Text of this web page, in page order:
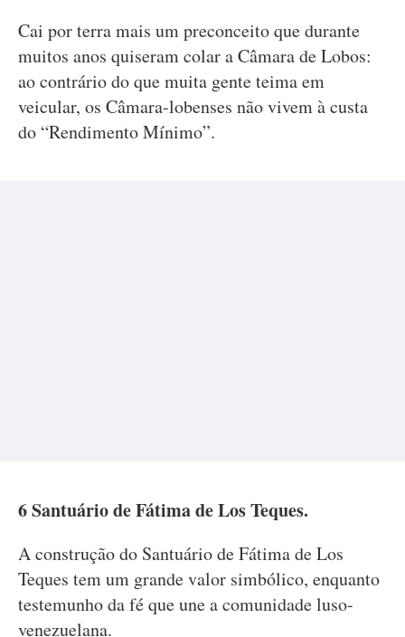
Cai por terra mais um preconceito que durante
muitos anos quiseram colar a Câmara de Lobos:
ao contrário do que muita gente teima em
veicular, os Câmara-lobenses não vivem à custa
do “Rendimento Mínimo”.
6 Santuário de Fátima de Los Teques.
A construção do Santuário de Fátima de Los
Teques tem um grande valor simbólico, enquanto
testemunho da fé que une a comunidade luso-
venezuelana.